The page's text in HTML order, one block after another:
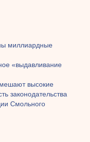
миллиардные
«выдавливание
высокие
законодательства
Смольного